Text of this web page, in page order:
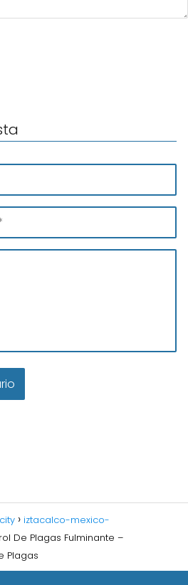
iztacalco-mexico-
De Plagas Fulminante –
Plagas